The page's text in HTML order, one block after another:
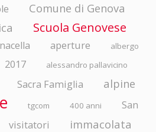
Comune di Genova
Scuola Genovese
aperture
albergo
2017 alessandro pallavicino
Sacra Famiglia
alpine
tgcom 400 anni
San
visitatori immacolata